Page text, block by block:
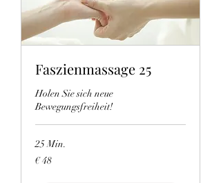
Faszienmassage 25
Holen Sie sich neue
Bewegungsfreiheit!
25 Min.
48
Euro
€ 48